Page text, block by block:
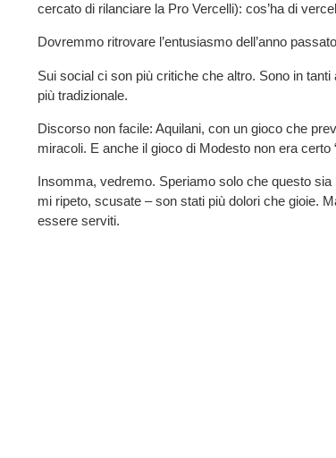
cercato di rilanciare la Pro Vercelli): cos’ha di
Dovremmo ritrovare l’entusiasmo dell’anno
Sui social ci son più critiche che altro. Sono in
più tradizionale.
Discorso non facile: Aquilani, con un gioco che
miracoli. E anche il gioco di Modesto non era certo
Insomma, vedremo. Speriamo solo che questo sia
mi ripeto, scusate – son stati più dolori che gioie.
essere serviti.